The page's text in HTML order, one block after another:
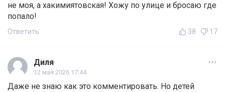
не моя, а хакимиятовская! Хожу по улице и бросаю где
попало!
Ответить 38 17
Диля
12 мая 2026 17:44
Даже не знаю как это комментировать. Но детей